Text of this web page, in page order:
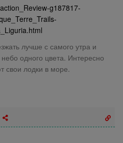
g187817-
лучше с самого утра и
одного цвета. Интересно
свои лодки в море.